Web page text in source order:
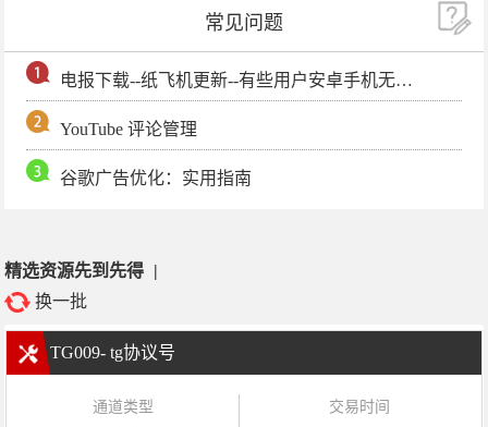
常见问题
电报下载--纸飞机更新--有些用户安卓手机无法更新电报软件
YouTube 评论管理
谷歌广告优化：实用指南
精选资源先到先得 |
换一批
TG009- tg协议号
通道类型
交易时间